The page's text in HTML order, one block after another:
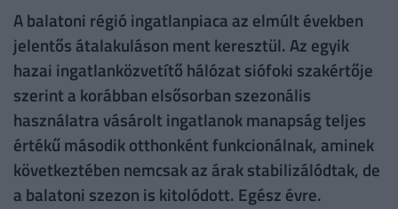
A balatoni régió ingatlanpiaca az elmúlt években
jelentős átalakuláson ment keresztül. Az egyik
hazai ingatlanközvetítő hálózat siófoki szakértője
szerint a korábban elsősorban szezonális
használatra vásárolt ingatlanok manapság teljes
értékű második otthonként funkcionálnak, aminek
következtében nemcsak az árak stabilizálódtak, de
a balatoni szezon is kitolódott. Egész évre.